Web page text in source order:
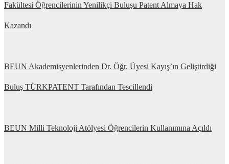
Fakültesi Öğrencilerinin Yenilikçi Buluşu Patent Almaya Hak
Kazandı
BEUN Akademisyenlerinden Dr. Öğr. Üyesi Kayış’ın Geliştirdiği
Buluş TÜRKPATENT Tarafından Tescillendi
BEUN Milli Teknoloji Atölyesi Öğrencilerin Kullanımına Açıldı